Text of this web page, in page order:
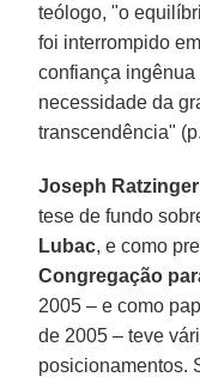
teólogo, "o
foi interrompido
confiança ingênua
necessidade da
transcendência"
Joseph Ratzinger
tese de fundo
Lubac, e como
Congregação
2005 – e como
de 2005 – teve
posicionamentos.